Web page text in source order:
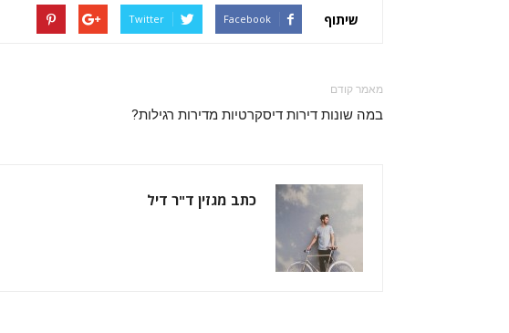
שיתוף Facebook
Twitter
מאמר קודם
במה שונות דירות דיסקרטיות מדירות רגילות?
כתב מגזין ד"ר דיל